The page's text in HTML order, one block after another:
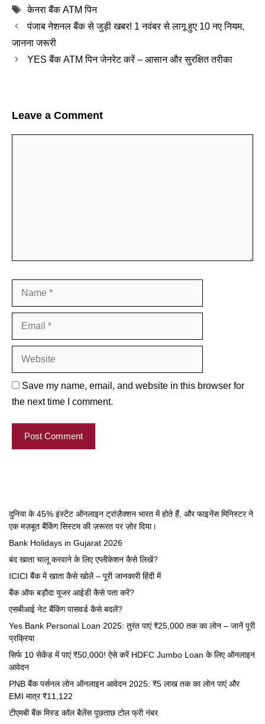
Tags
केनरा बैंक ATM पिन
पंजाब नेशनल बैंक से जुड़ी खबर! 1 नवंबर से लागू हुए 10 नए नियम,
जानना जरूरी
YES बैंक ATM पिन जेनरेट करें – आसान और सुरक्षित तरीका
Leave a Comment
Save my name, email, and website in this browser for
the next time I comment.
दुनिया के 45% इंस्टेंट ऑनलाइन ट्रांज़ैक्शन भारत में होते हैं, और फाइनेंस मिनिस्टर ने
एक मज़बूत बैंकिंग सिस्टम की ज़रूरत पर ज़ोर दिया।
Bank Holidays in Gujarat 2026
बंद खाता चालू करवाने के लिए एप्लीकेशन कैसे लिखें?
ICICI बैंक में खाता कैसे खोलें – पूरी जानकारी हिंदी में
बैंक ऑफ बड़ौदा यूजर आईडी कैसे पता करें?
एसबीआई नेट बैंकिंग पासवर्ड कैसे बदलें?
Yes Bank Personal Loan 2025: तुरंत पाएं ₹25,000 तक का लोन – जानें पूरी
प्रक्रिया
सिर्फ 10 सेकेंड में पाएं ₹50,000! ऐसे करें HDFC Jumbo Loan के लिए ऑनलाइन
आवेदन
PNB बैंक पर्सनल लोन ऑनलाइन आवेदन 2025: ₹5 लाख तक का लोन पाएं और
EMI मात्र ₹11,122
टीएमबी बैंक मिस्ड कॉल बैलेंस पूछताछ टोल फ्री नंबर